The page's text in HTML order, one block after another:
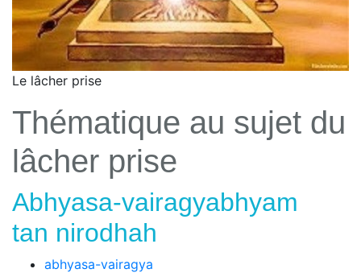
Le lâcher prise
Thématique au sujet du
lâcher prise
Abhyasa-vairagyabhyam
tan nirodhah
abhyasa-vairagya